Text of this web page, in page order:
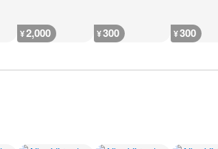
¥2,000 ¥300 ¥300